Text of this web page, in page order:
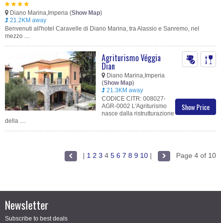
Diano Marina,Imperia (Show Map)
21.2KM away
Benvenuti all'hotel Caravelle di Diano Marina, tra Alassio e Sanremo, nel
mezzo ....
Show Price
Agriturismo Véggia
Dian
Diano Marina,Imperia
(Show Map)
21.3KM away
CODICE CITR: 008027-
AGR-0002 L'Agriturismo
nasce dalla ristrutturazione
della ....
| 1 2 3 4 5 6 7 8 9 10 | Page 4 of 10
Newsletter
Subscribe to best deals